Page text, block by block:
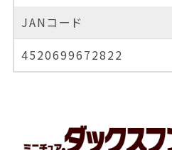
JANコード
4520699672822